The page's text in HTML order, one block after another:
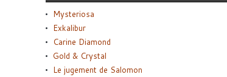
Mysteriosa
Exkalibur
Carine Diamond
Gold & Crystal
Le jugement de Salomon